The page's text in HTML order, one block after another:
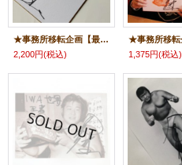
★事務所移転企画【最大50％OFF】!!★マティ鈴木氏＆マイティ井上寄せ書きサイン色紙
2,200円(税込)
1,375円(税込)